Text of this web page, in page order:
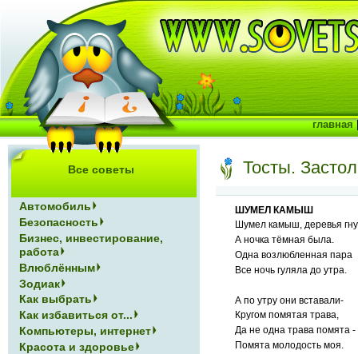
Тосты.
ШУМЕЛ КАМЫШ
Шумел камыш, деревья
А ночка тёмная была.
Одна возлюбленная пара
Все ночь гуляла до утра.
А по утру они вставали-
Кругом помятая трава,
Да не одна трава помята -
Помята молодость моя.
Все советы
Автомобиль
Безопасность
Бизнес, инвестирование,
работа
Влюблённым
Зодиак
Как выбрать
Как избавиться от...
Компьютеры, интернет
Красота и здоровье
главная